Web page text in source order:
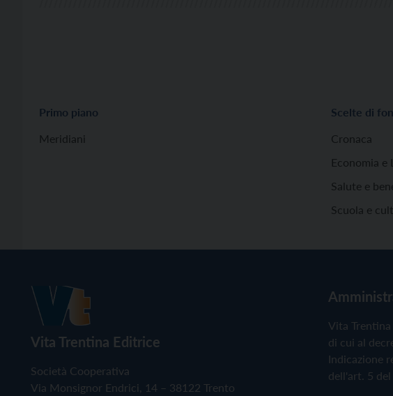
Primo piano
Meridiani
Scelte di
Cronaca
Economia e
Salute e
Scuola e
Vita Trentina Editrice
Società Cooperativa
Via Monsignor Endrici, 14 – 38122 Trento
Vita
di cui al
Indicazione
dell'art. 5 del